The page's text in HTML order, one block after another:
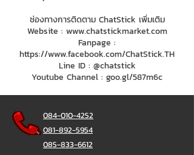
ช่องทางการติดตาม ChatStick เพิ่มเติม
Website : www.chatstickmarket.com
Fanpage :
https://www.facebook.com/ChatStick.TH
Line ID : @chatstick
Youtube Channel : goo.gl/587m6c
084-010-4252
081-892-5954
085-833-6612